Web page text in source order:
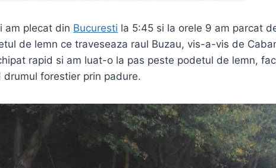
am plecat din Bucuresti la 5:45 si la orele 9 am parcat
de lemn ce traveseaza raul Buzau, vis-a-vis de
rapid si am luat-o la pas peste podetul de lemn,
drumul forestier prin padure.